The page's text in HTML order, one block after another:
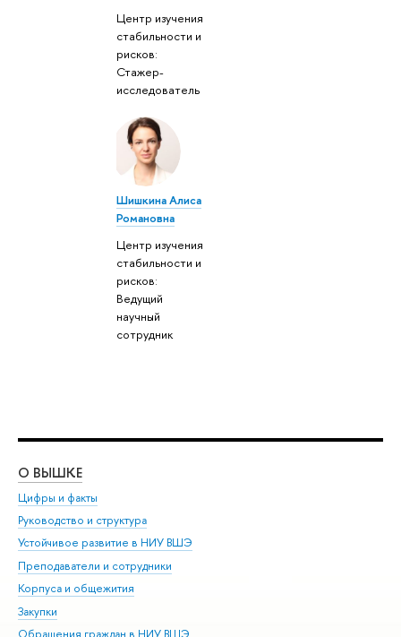
Центр изучения
стабильности и
рисков:
Стажер-
исследователь
Шишкина Алиса
Романовна
Центр изучения
стабильности и
рисков:
Ведущий
научный
сотрудник
О ВЫШКЕ
Цифры и факты
Руководство и структура
Устойчивое развитие в НИУ ВШЭ
Преподаватели и сотрудники
Корпуса и общежития
Закупки
Обращения граждан в НИУ ВШЭ